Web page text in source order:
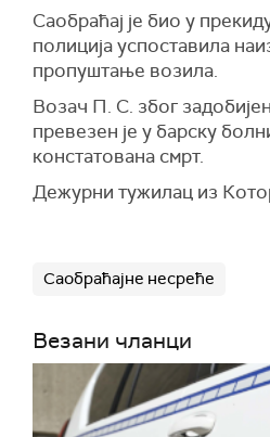
Саобраћај је био у
полиција успоставила
пропуштање возила.
Возач П. С. због
превезен је у барску
констатована смрт.
Дежурни тужилац из
Саобраћајне несреће
Везани чланци